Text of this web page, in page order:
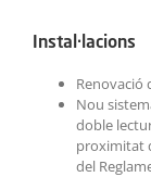
TREBALLA
Instal·lacions
Renovació
Nou
doble
proximitat
del